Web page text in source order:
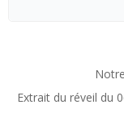
Extrait du réveil du